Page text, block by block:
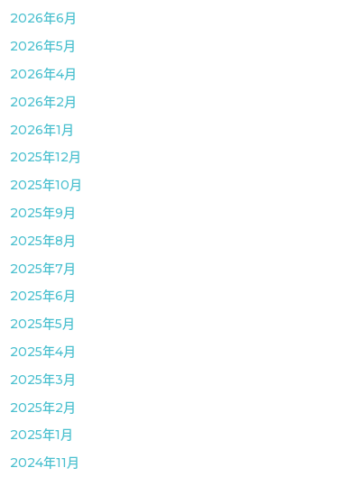
2026年6月
2026年5月
2026年4月
2026年2月
2026年1月
2025年12月
2025年10月
2025年9月
2025年8月
2025年7月
2025年6月
2025年5月
2025年4月
2025年3月
2025年2月
2025年1月
2024年11月